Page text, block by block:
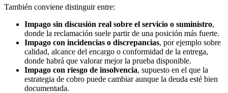
También conviene distinguir entre:
Impago sin discusión real sobre el servicio o suministro,
donde la reclamación suele partir de una posición más fuerte.
Impago con incidencias o discrepancias, por ejemplo sobre
calidad, alcance del encargo o conformidad de la entrega,
donde habrá que valorar mejor la prueba disponible.
Impago con riesgo de insolvencia, supuesto en el que la
estrategia de cobro puede cambiar aunque la deuda esté bien
documentada.